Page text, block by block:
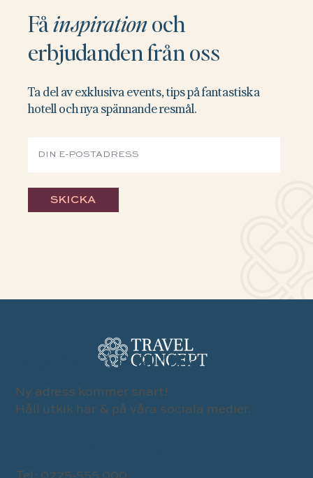
Fåinspirationoch
erbjudanden från oss
Ta del av exklusiva events, tips på fantastiska
hotell och nya spännande resmål.
SKICKA
BESÖK VÅR BUTIK
Ny adress kommer snart!
Håll utkik här & på våra sociala medier.